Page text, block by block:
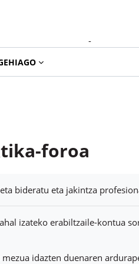
-
foroa
bideratu eta jakintza
izateko erabiltzaile-kontua
idazten duenaren